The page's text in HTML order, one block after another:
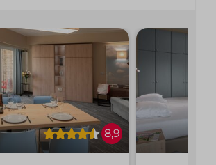
8,9